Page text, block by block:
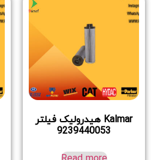
Kalmar هیدرولیک فیلتر
9239440053